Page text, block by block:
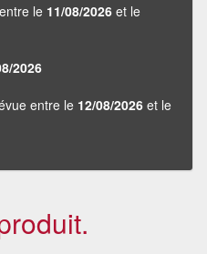
le 11/08/2026 et le
2026
entre le 12/08/2026 et le